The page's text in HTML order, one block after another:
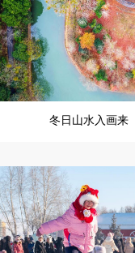
冬日山水入画来